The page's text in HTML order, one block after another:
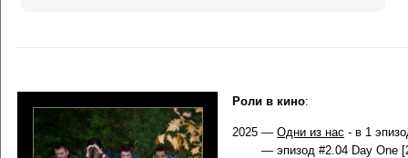
Роли в кино:
2025 — Одни из нас - в 1
— эпизод #2.04 Day One